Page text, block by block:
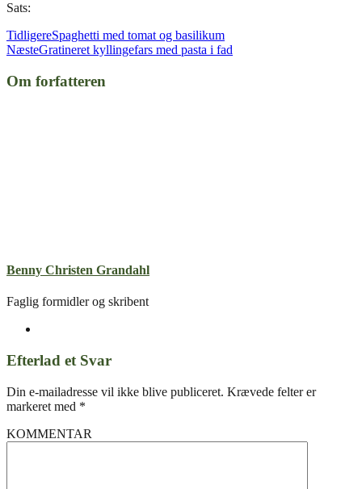
Sats:
TidligereSpaghetti med tomat og basilikum
NæsteGratineret kyllingefars med pasta i fad
Om forfatteren
Benny Christen Grandahl
Faglig formidler og skribent
Efterlad et Svar
Din e-mailadresse vil ikke blive publiceret. Krævede felter er
markeret med *
KOMMENTAR